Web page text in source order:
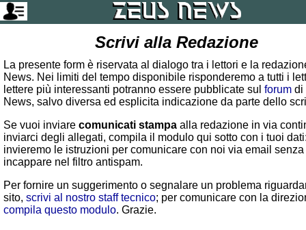
Scrivi alla Redazione
La presente form è riservata al dialogo tra i lettori e la
News. Nei limiti del tempo disponibile risponderemo a tutti i
lettere più interessanti potranno essere pubblicate sul forum di
News, salvo diversa ed esplicita indicazione da parte dello
Se vuoi inviare comunicati stampa alla redazione in via
inviarci degli allegati, compila il modulo qui sotto con i tuoi
invieremo le istruzioni per comunicare con noi via email senza
incappare nel filtro antispam.
Per fornire un suggerimento o segnalare un problema
sito, scrivi al nostro staff tecnico; per comunicare con la
compila questo modulo. Grazie.